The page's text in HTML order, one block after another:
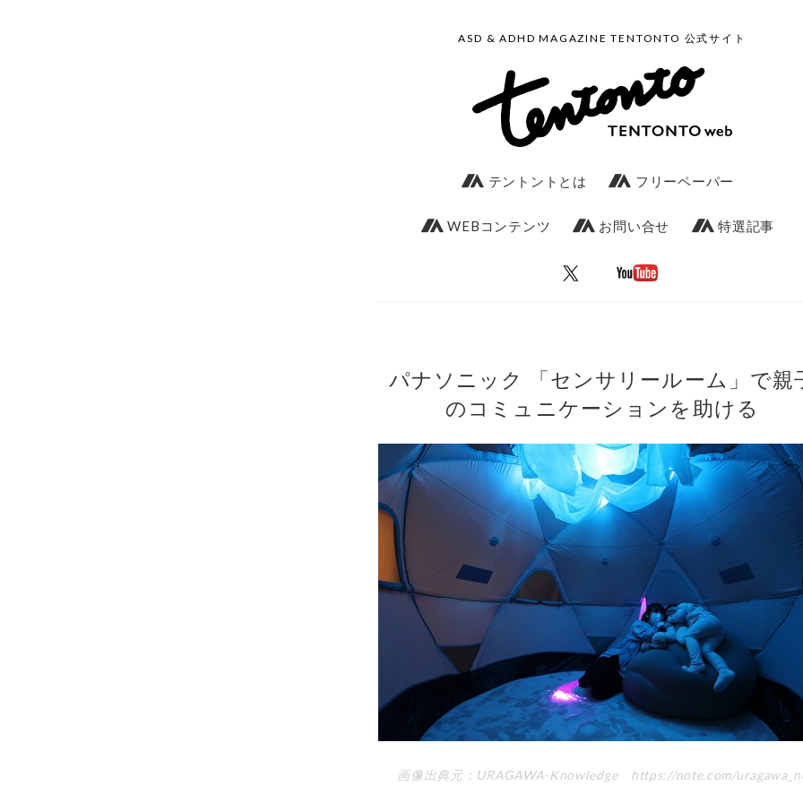
ASD & ADHD MAGAZINE TENTONTO 公式サイト
テントントとは フリーペーパー
WEBコンテンツ お問い合せ 特選記事
パナソニック 「センサリールーム」で親
のコミュニケーションを助ける
画像出典元：URAGAWA-Knowledge https://note.com/